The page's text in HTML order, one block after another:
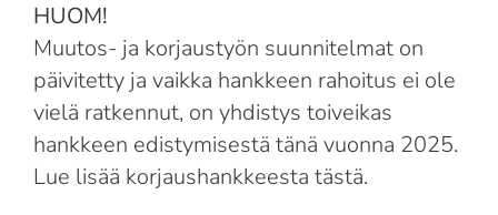
HUOM!
Muutos- ja korjaustyön suunnitelmat on
päivitetty ja vaikka hankkeen rahoitus ei ole
vielä ratkennut, on yhdistys toiveikas
hankkeen edistymisestä tänä vuonna 2025.
Lue lisää korjaushankkeesta tästä.